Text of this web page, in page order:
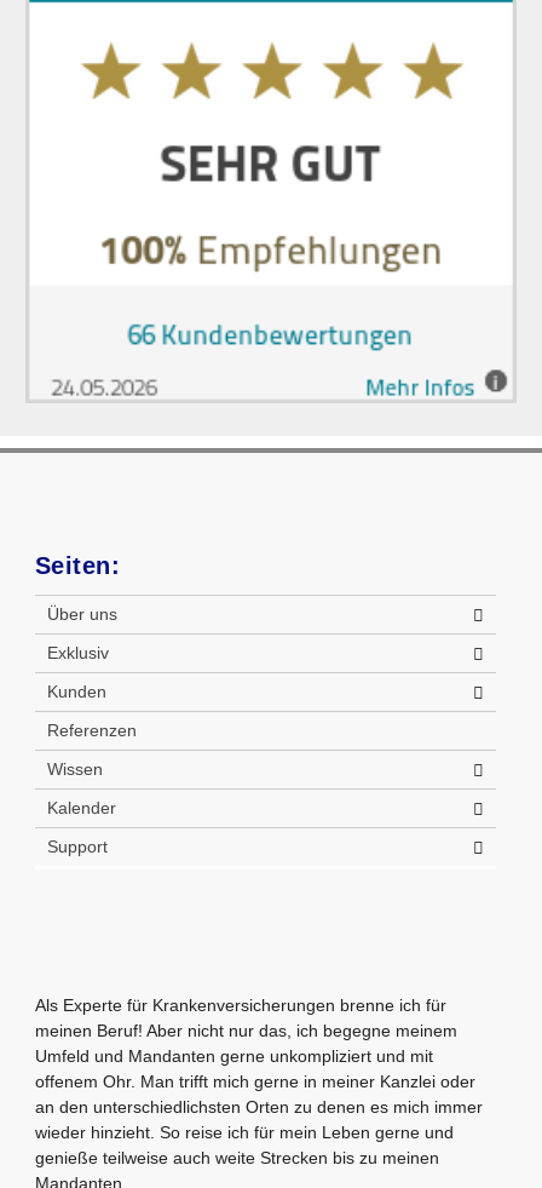
Seiten:
Über uns
Exklusiv
Kunden
Referenzen
Wissen
Kalender
Support
Als Experte für Krankenversicherungen brenne ich für
meinen Beruf! Aber nicht nur das, ich begegne meinem
Umfeld und Mandanten gerne unkompliziert und mit
offenem Ohr. Man trifft mich gerne in meiner Kanzlei oder
an den unterschiedlichsten Orten zu denen es mich immer
wieder hinzieht. So reise ich für mein Leben gerne und
genieße teilweise auch weite Strecken bis zu meinen
Mandanten.